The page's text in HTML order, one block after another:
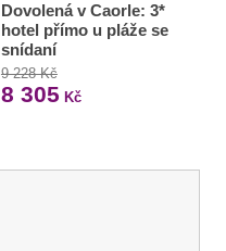
Dovolená v Caorle: 3*
hotel přímo u pláže se
snídaní
9 228 Kč
8 305 Kč